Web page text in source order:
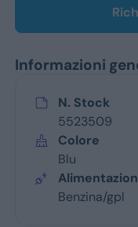
Informazioni
N. Stock
5523509
Colore
Blu
Benzina/gpl